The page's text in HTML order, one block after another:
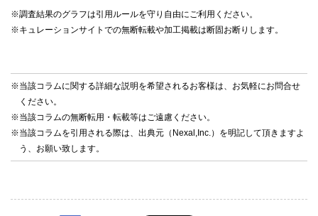
※調査結果のグラフは引用ルールを守り自由にご利用ください。
※キュレーションサイトでの無断転載や加工掲載は断固お断りします。
※当該コラムに関する詳細な説明を希望されるお客様は、お気軽にお問合せ
ください。
※当該コラムの無断転用・転載等はご遠慮ください。
※当該コラムを引用される際は、出典元（Nexal,Inc.）を明記して頂きますよ
う、お願い致します。